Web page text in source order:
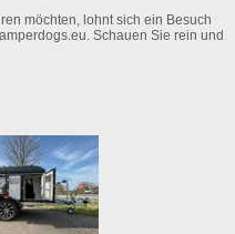
möchten, lohnt sich ein Besuch
Schauen Sie rein und